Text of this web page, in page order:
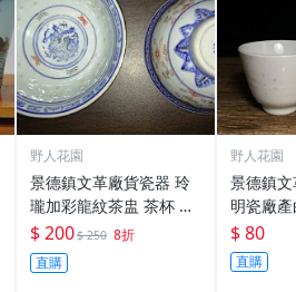
野人花園
景德鎮文革廠貨瓷器 玲
瓏加彩龍紋茶盅 茶杯 普
洱茶碗 米粒茶碗台灣少
見 玩玉款
$ 200$ 250 8折
直購
野人花園
景德鎮
明瓷廠
盅/普洱
$ 80
直購